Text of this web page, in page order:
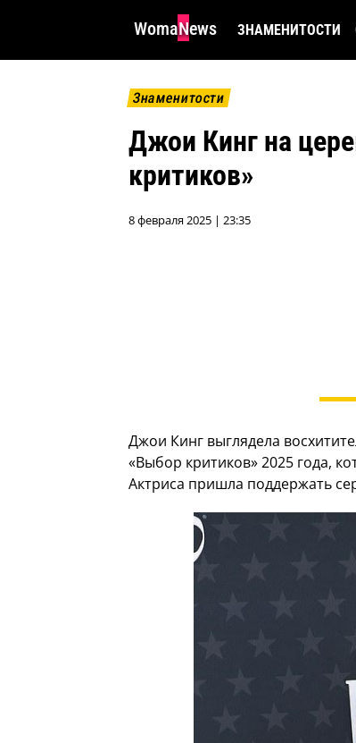
WomaNews ЗНАМЕНИТОСТИ
Знаменитости
Джои Кинг на
критиков»
8 февраля 2025 | 23:35
Джои Кинг выглядела
«Выбор критиков» 2025 года,
Актриса пришла поддержать